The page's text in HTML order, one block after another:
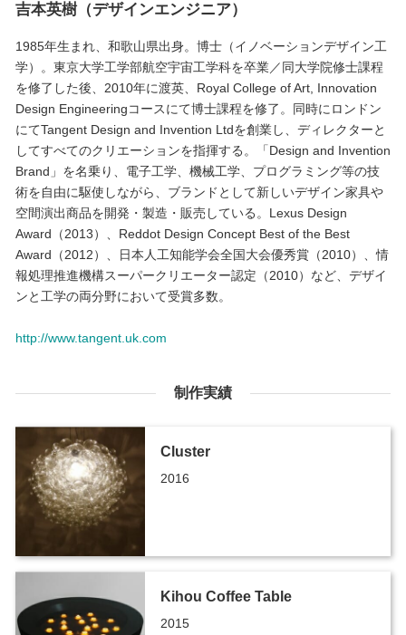
吉本英樹（デザインエンジニア）
1985年生まれ、和歌山県出身。博士（イノベーションデザイン工
学）。東京大学工学部航空宇宙工学科を卒業／同大学院修士課程
を修了した後、2010年に渡英、Royal College of Art, Innovation
Design Engineeringコースにて博士課程を修了。同時にロンドン
にてTangent Design and Invention Ltdを創業し、ディレクターと
してすべてのクリエーションを指揮する。「Design and Invention
Brand」を名乗り、電子工学、機械工学、プログラミング等の技
術を自由に駆使しながら、ブランドとして新しいデザイン家具や
空間演出商品を開発・製造・販売している。Lexus Design
Award（2013）、Reddot Design Concept Best of the Best
Award（2012）、日本人工知能学会全国大会優秀賞（2010）、情
報処理推進機構スーパークリエーター認定（2010）など、デザイ
ンと工学の両分野において受賞多数。
http://www.tangent.uk.com
制作実績
Cluster
2016
Kihou Coffee Table
2015